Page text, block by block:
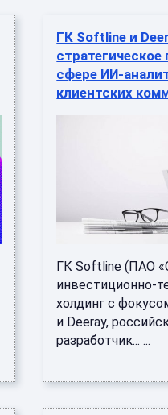
ГК Softline и
сфере ИИ-
клиентских
ГК Softline (ПАО
инвестиционно-
холдинг с
и Deeray,
разработчик... ...